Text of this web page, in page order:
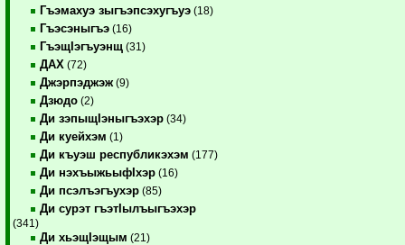
Гъэмахуэ зыгъэпсэхугъуэ (18)
Гъэсэныгъэ (16)
ГъэщIэгъуэнщ (31)
ДАХ (72)
Джэрпэджэж (9)
Дзюдо (2)
Ди зэпыщIэныгъэхэр (34)
Ди куейхэм (1)
Ди къуэш республикэхэм (177)
Ди нэхъыжьыфIхэр (16)
Ди псэлъэгъухэр (85)
Ди сурэт гъэтIылъыгъэхэр
(341)
Ди хьэщIэщым (21)